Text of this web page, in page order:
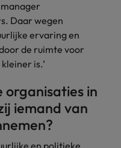
Daar wegen
ervaring en
de ruimte voor
is.’
organisaties in
iemand van
en politieke